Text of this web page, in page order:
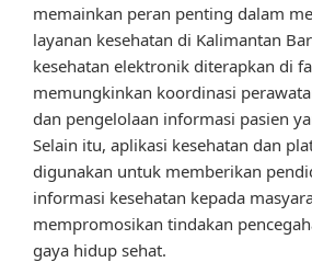
memainkan peran penting dalam
layanan kesehatan di Kalimantan
kesehatan elektronik diterapkan di
memungkinkan koordinasi
dan pengelolaan informasi pasien
Selain itu, aplikasi kesehatan dan
digunakan untuk memberikan
informasi kesehatan kepada
mempromosikan tindakan
gaya hidup sehat.